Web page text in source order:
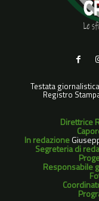
Testata
Registro
Direttrice
In redazione
Segreteria di
Responsabile